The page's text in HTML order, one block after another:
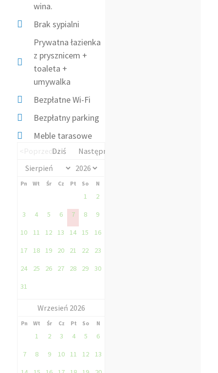
wina.
Brak sypialni
Prywatna łazienka
z prysznicem +
toaleta +
umywalka
Bezpłatne Wi-Fi
Bezpłatny parking
Meble tarasowe
<PoprzedniDziś Następny>
Pn Wt Śr Cz Pt So N
1 2
3 4 5 6 7 8 9
10 11 12 13 14 15 16
17 18 19 20 21 22 23
24 25 26 27 28 29 30
31
Wrzesień 2026
Pn Wt Śr Cz Pt So N
1 2 3 4 5 6
7 8 9 10 11 12 13